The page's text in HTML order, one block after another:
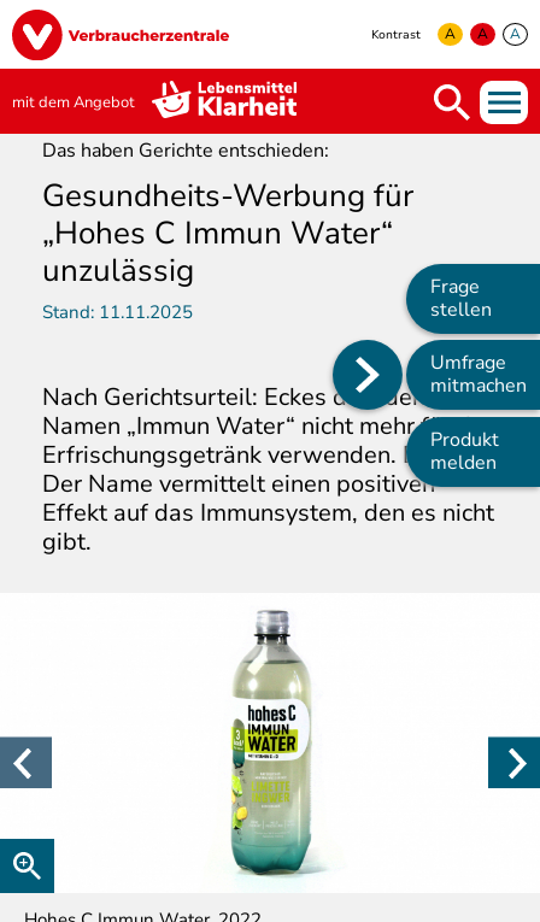
Direkt
zum
Inhalt
Image
Kontrast A A A
mit dem Angebot
Main
navigation
Frage
stellen
Umfrage
mitmachen
Produkt
melden
Das haben Gerichte entschieden:
Gesundheits-Werbung für
„Hohes C Immun Water“
unzulässig
Stand: 11.11.2025
Nach Gerichtsurteil: Eckes darf den
Namen „Immun Water“ nicht mehr für das
Erfrischungsgetränk verwenden. Denn:
Der Name vermittelt einen positiven
Effekt auf das Immunsystem, den es nicht
gibt.